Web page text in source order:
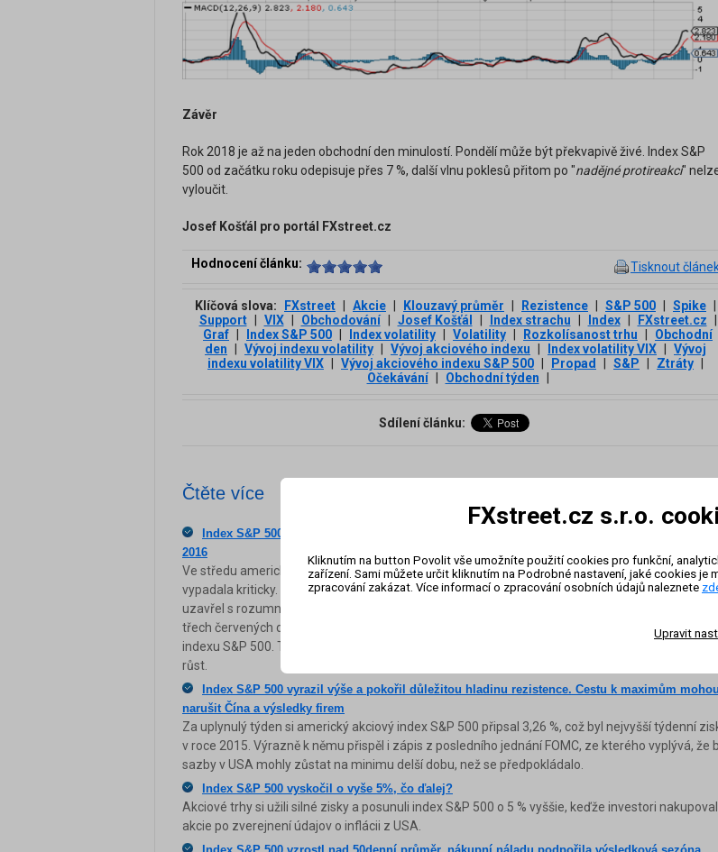
Závěr
Rok 2018 je až na jeden obchodní den minulostí. Pondělí může být překvapivě živé. Index S&P
500 od začátku roku odepisuje přes 7 %, další vlnu poklesů přitom po "nadějné protireakci"
vyloučit.
Josef Košťál pro portál FXstreet.cz
Hodnocení článku: Tisknout
Klíčová slova: FXstreet Akcie Klouzavý průměr Rezistence S&P 500 Spike
Support
VIX Obchodování Josef Košťál Index strachu Index FXstreet.cz
Graf
Index S&P 500 Index volatility Volatility Rozkolísanost trhu
Obchodní
den
Vývoj indexu volatility Vývoj akciového indexu Index volatility VIX
Vývoj
indexu volatility VIX
Vývoj akciového indexu S&P 500 Propad S&P Ztráty
Očekávání
Obchodní týden
Sdílení článku:
Čtěte více
Index S&P 500: Vypadalo to na další propad, ale nakonec je na světě první zelená svíčka roku
2016
Ve středu americký akciový index S&P 500 během obchodního dne ztrácel 3,7 % a situace
vypadala kriticky. Najednou se ale nálada obrátila, následoval odraz od supportu 1 820 a index
uzavřel s rozumnou ztrátou 1,2 %. Ta je letos zcela běžná. Následovaly dva růstové dny, takže
třech červených do burzovních statistik zapisujeme zelenou týdenní svíčku se ziskem 1,4 % u
indexu S&P 500. Ten je letos stále 7 % v mínusu, poslední dva dny ale připomněly, že trh umí i
růst.
Index S&P 500 vyrazil výše a pokořil důležitou hladinu rezistence. Cestu k maximům mohou
narušit Čína a výsledky firem
Za uplynulý týden si americký akciový index S&P 500 připsal 3,26 %, což byl nejvyšší týdenní
v roce 2015. Výrazně k němu přispěl i zápis z posledního jednání FOMC, ze kterého vyplývá, že
sazby v USA mohly zůstat na minimu delší dobu, než se předpokládalo.
Index S&P 500 vyskočil o vyše 5%, čo ďalej?
Akciové trhy si užili silné zisky a posunuli index S&P 500 o 5 % vyššie, keďže investori
akcie po zverejnení údajov o inflácii z USA.
FXstreet.cz s.r.o.
Kliknutím na button Povolit vše umožníte použití cookies pro funkční,
zařízení. Sami můžete určit kliknutím na Podrobné nastavení, jaké cookies je
zpracování zakázat. Více informací o zpracování osobních údajů naleznete
Upravit